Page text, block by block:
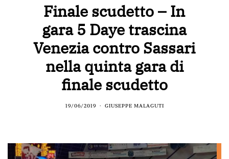
Finale scudetto – In
gara 5 Daye trascina
Venezia contro Sassari
nella quinta gara di
finale scudetto
19/06/2019 GIUSEPPE MALAGUTI